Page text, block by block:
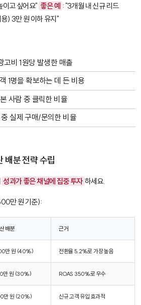
이고 싶어요" 좋은 예 : "3개월 내 신규 리드
) 3만 원 이하 유지"
고비 1원당 발생한 매출
1명을 확보하는 데 든 비용
사람 중 클릭한 비율
실제 구매/문의한 비율
배분 전략 수립
성과가 좋은 채널에 집중 투자 하세요.
만 원 기준):
배분 근거
만 원 (40%) 전환율 5.2%로 가장 높음
만 원 (30%) ROAS 350%로 우수
만 원 (20%) 신규 고객 유입 효과적